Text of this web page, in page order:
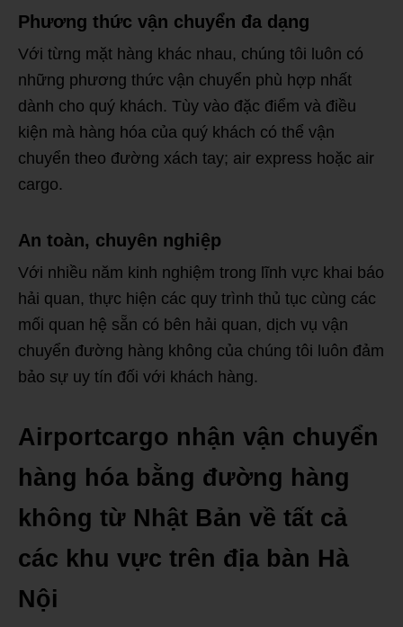
Phương thức vận chuyển đa dạng
Với từng mặt hàng khác nhau, chúng tôi luôn có
những phương thức vận chuyển phù hợp nhất
dành cho quý khách. Tùy vào đặc điểm và điều
kiện mà hàng hóa của quý khách có thể vận
chuyển theo đường xách tay; air express hoặc air
cargo.
An toàn, chuyên nghiệp
Với nhiều năm kinh nghiệm trong lĩnh vực khai báo
hải quan, thực hiện các quy trình thủ tục cùng các
mối quan hệ sẵn có bên hải quan, dịch vụ vận
chuyển đường hàng không của chúng tôi luôn đảm
bảo sự uy tín đối với khách hàng.
Airportcargo nhận vận chuyển
hàng hóa bằng đường hàng
không từ Nhật Bản về tất cả
các khu vực trên địa bàn Hà
Nội